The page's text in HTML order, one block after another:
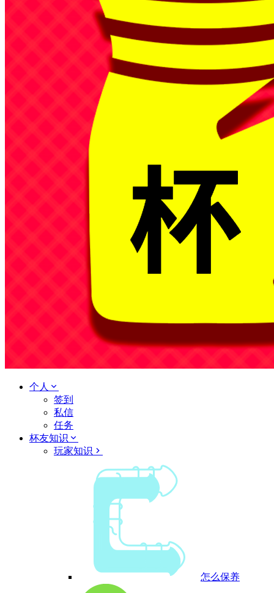
个人
签到
私信
任务
杯友知识
玩家知识
怎么保养